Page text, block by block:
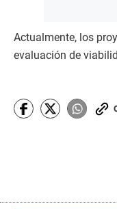
Actualmente, los
evaluación de